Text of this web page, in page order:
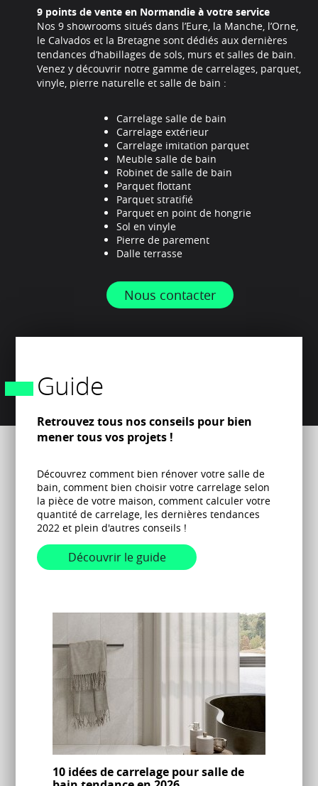
9 points de vente en Normandie à votre service
Nos 9 showrooms situés dans l’Eure, la Manche, l’Orne,
le Calvados et la Bretagne sont dédiés aux dernières
tendances d’habillages de sols, murs et salles de bain.
Venez y découvrir notre gamme de carrelages, parquet,
vinyle, pierre naturelle et salle de bain :
Carrelage salle de bain
Carrelage extérieur
Carrelage imitation parquet
Meuble salle de bain
Robinet de salle de bain
Parquet flottant
Parquet stratifié
Parquet en point de hongrie
Sol en vinyle
Pierre de parement
Dalle terrasse
Nous contacter
Guide
Retrouvez tous nos conseils pour bien
mener tous vos projets !
Découvrez comment bien rénover votre salle de
bain, comment bien choisir votre carrelage selon
la pièce de votre maison, comment calculer votre
quantité de carrelage, les dernières tendances
2022 et plein d'autres conseils !
Découvrir le guide
10 idées de carrelage pour salle de